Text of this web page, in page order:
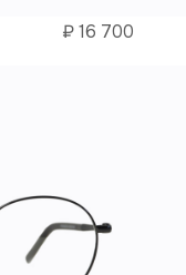
₽16 700